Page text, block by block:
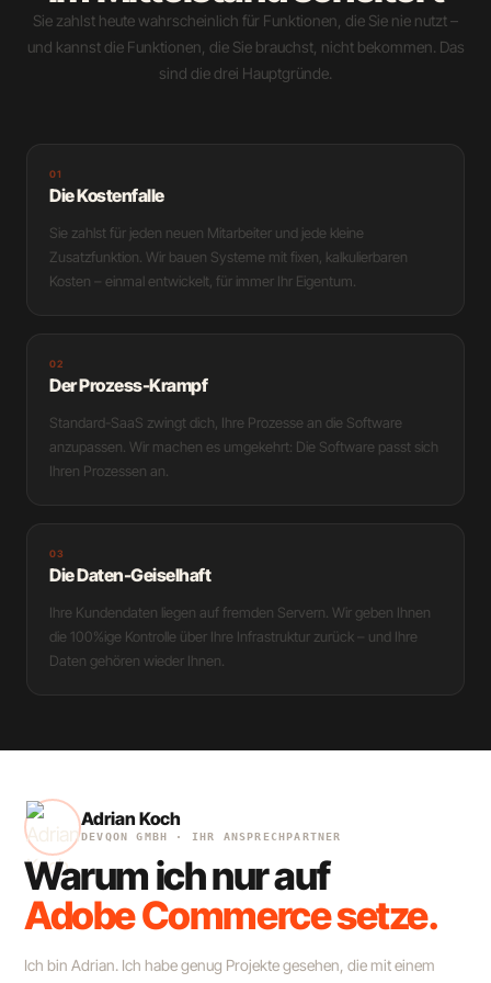
Sie zahlst heute wahrscheinlich für Funktionen, die Sie nie nutzt –
und kannst die Funktionen, die Sie brauchst, nicht bekommen. Das
sind die drei Hauptgründe.
01
Die Kostenfalle
Sie zahlst für jeden neuen Mitarbeiter und jede kleine
Zusatzfunktion. Wir bauen Systeme mit fixen, kalkulierbaren
Kosten – einmal entwickelt, für immer Ihr Eigentum.
02
Der Prozess-Krampf
Standard-SaaS zwingt dich, Ihre Prozesse an die Software
anzupassen. Wir machen es umgekehrt: Die Software passt sich
Ihren Prozessen an.
03
Die Daten-Geiselhaft
Ihre Kundendaten liegen auf fremden Servern. Wir geben Ihnen
die 100%ige Kontrolle über Ihre Infrastruktur zurück – und Ihre
Daten gehören wieder Ihnen.
Adrian Koch
DEVQON GMBH · IHR ANSPRECHPARTNER
Warum ich nur auf
Adobe Commerce setze.
Ich bin Adrian. Ich habe genug Projekte gesehen, die mit einem